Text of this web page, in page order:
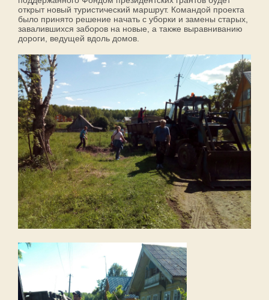
открыт новый туристический маршрут. Командой проекта
было принято решение начать с уборки и замены старых,
завалившихся заборов на новые, а также выравниванию
дороги, ведущей вдоль домов.